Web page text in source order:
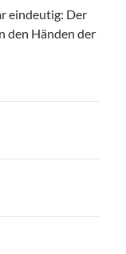
eindeutig: Der
den Händen der